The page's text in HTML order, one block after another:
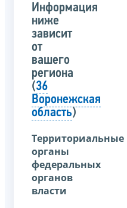
Информация
ниже
зависит
от
вашего
региона
(36
Воронежская
область)
Территориальные
органы
федеральных
органов
власти